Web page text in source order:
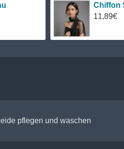
Chiffon
11,89€
pflegen und waschen